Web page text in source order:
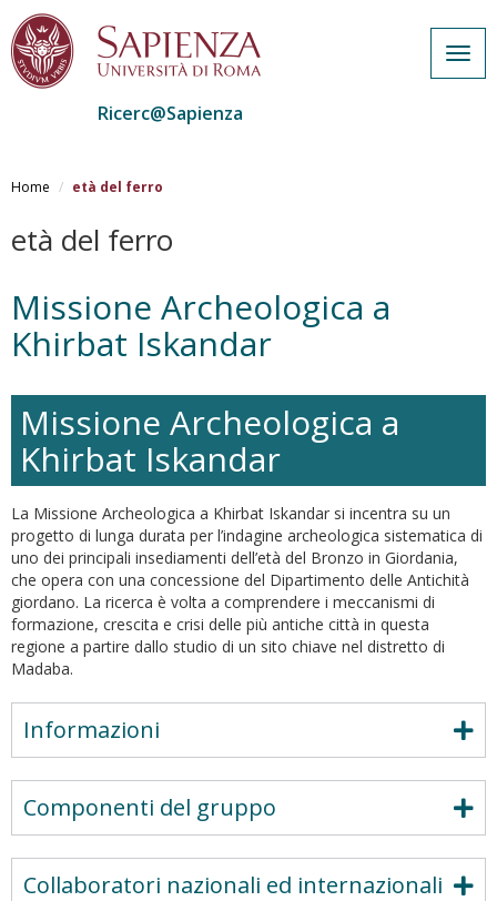
al
principale
Ricerc@Sapienza
Home età del ferro
età del ferro
Missione Archeologica a
Khirbat Iskandar
Missione Archeologica a
Khirbat Iskandar
La Missione Archeologica a Khirbat Iskandar si incentra su un
progetto di lunga durata per l’indagine archeologica sistematica di
uno dei principali insediamenti dell’età del Bronzo in Giordania,
che opera con una concessione del Dipartimento delle Antichità
giordano. La ricerca è volta a comprendere i meccanismi di
formazione, crescita e crisi delle più antiche città in questa
regione a partire dallo studio di un sito chiave nel distretto di
Madaba.
Informazioni
Componenti del gruppo
Collaboratori nazionali ed internazionali